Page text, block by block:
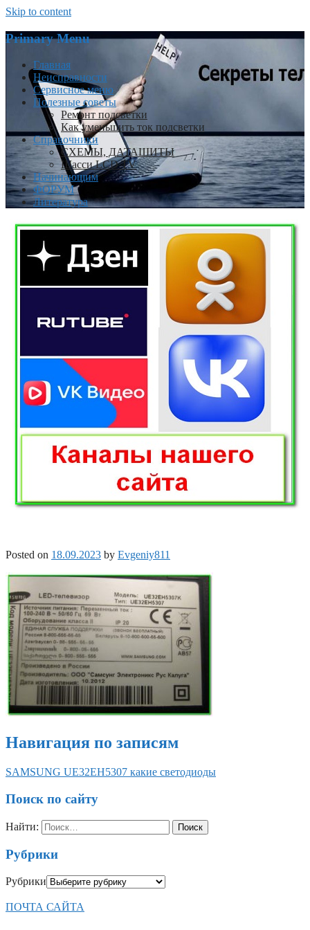
Skip to content
Primary Menu
Главная
Неисправности
Сервисное меню
Полезные советы
Ремонт подсветки
Как уменьшить ток подсветки
Справочники
СХЕМЫ, ДАТАШИТЫ
Шасси LCD TV
Начинающим
ФОРУМ
Литература
Posted on 18.09.2023 by Evgeniy811
Навигация по записям
SAMSUNG UE32EH5307 какие светодиоды
Поиск по сайту
Найти:
Рубрики
Рубрики
ПОЧТА САЙТА